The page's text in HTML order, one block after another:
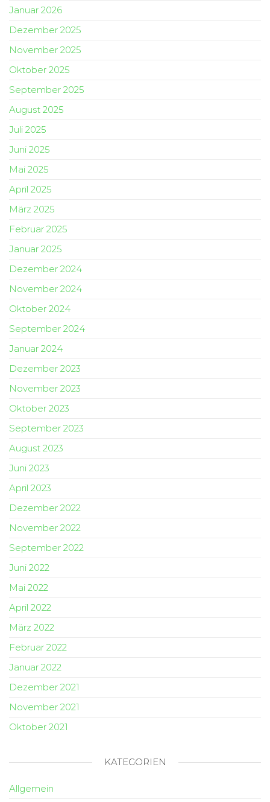
Januar 2026
Dezember 2025
November 2025
Oktober 2025
September 2025
August 2025
Juli 2025
Juni 2025
Mai 2025
April 2025
März 2025
Februar 2025
Januar 2025
Dezember 2024
November 2024
Oktober 2024
September 2024
Januar 2024
Dezember 2023
November 2023
Oktober 2023
September 2023
August 2023
Juni 2023
April 2023
Dezember 2022
November 2022
September 2022
Juni 2022
Mai 2022
April 2022
März 2022
Februar 2022
Januar 2022
Dezember 2021
November 2021
Oktober 2021
KATEGORIEN
Allgemein